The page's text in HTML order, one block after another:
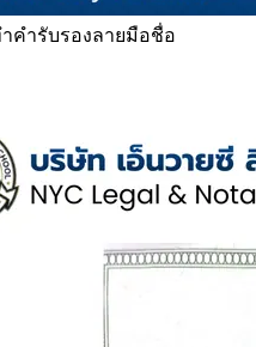
คำรับรองลายมือชื่อ